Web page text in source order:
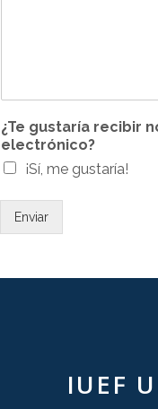
¿Te gustaría recibir
electrónico?
¡Sí, me gustaría!
Enviar
IUEF